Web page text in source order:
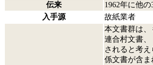
伝来
1962年に他
入手源
故紙業者
本文書群は
連合村文書
されると考
係文書が含